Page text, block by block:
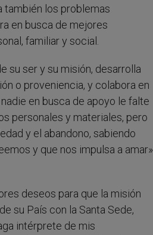
también los problemas
en busca de mejores
familiar y social.
su ser y su misión, desarrolla
o proveniencia, y colabora en
en busca de apoyo le falte
personales y materiales, pero
y el abandono, sabiendo
y que nos impulsa a amar»
deseos para que la misión
su País con la Santa Sede,
intérprete de mis